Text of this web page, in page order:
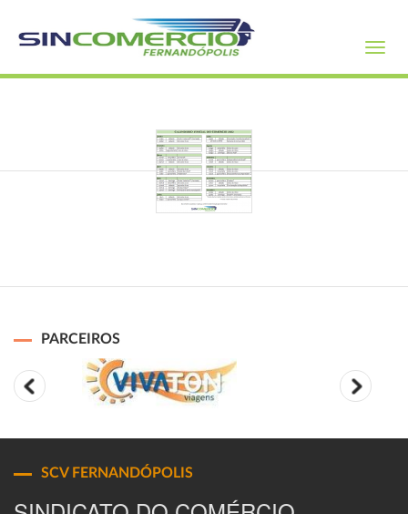
PARCEIROS
SCV FERNANDÓPOLIS